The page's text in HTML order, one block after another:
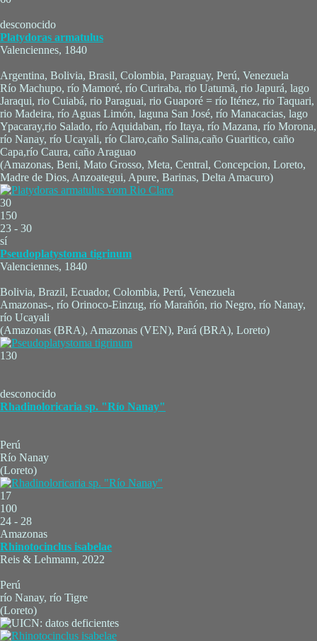
desconocido
Platydoras armatulus
Valenciennes, 1840
Argentina, Bolivia, Brasil, Colombia, Paraguay, Perú, Venezuela
Río Machupo, río Mamoré, río Curiraba, rio Uatumã, rio Japurá, lago
Jaraqui, rio Cuiabá, rio Paraguai, rio Guaporé = río Iténez, rio Taquari,
rio Madeira, río Aguas Limón, laguna San José, río Manacacias, lago
Ypacaray,rio Salado, río Aquidaban, río Itaya, río Mazana, río Morona,
río Nanay, río Ucayali, río Claro,caño Salina,caño Guaritico, caño
Capa,río Caura, caño Araguao
(Amazonas, Beni, Mato Grosso, Meta, Central, Concepcion, Loreto,
Madre de Dios, Anzoategui, Apure, Barinas, Delta Amacuro)
30
150
23 - 30
sí
Pseudoplatystoma tigrinum
Valenciennes, 1840
Bolivia, Brazil, Ecuador, Colombia, Perú, Venezuela
Amazonas-, río Orinoco-Einzug, río Marañón, rio Negro, río Nanay,
río Ucayali
(Amazonas (BRA), Amazonas (VEN), Pará (BRA), Loreto)
130
desconocido
Rhadinoloricaria sp. "Río Nanay"
Perú
Río Nanay
(Loreto)
17
100
24 - 28
Amazonas
Rhinotocinclus isabelae
Reis & Lehmann, 2022
Perú
río Nanay, río Tigre
(Loreto)